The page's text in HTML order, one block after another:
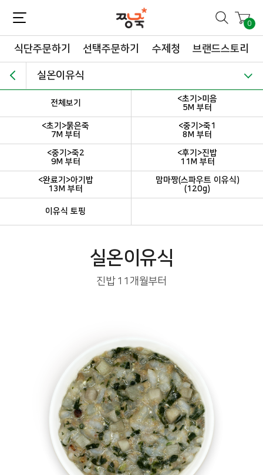
0
식단주문하기 선택주문하기 수제청 브랜드스토리
실온이유식
전체보기
<초기>미음
5M 부터
<초기>묽은죽
7M 부터
<중기>죽1
8M 부터
<중기>죽2
9M 부터
<후기>진밥
11M 부터
<완료기>아기밥
13M 부터
맘마짱(스파우트 이유식)
(120g)
이유식 토핑
실온이유식
진밥 11개월부터